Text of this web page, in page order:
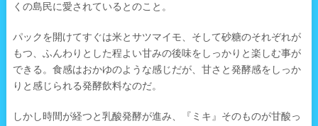
くの島民に愛されているとのこと。
パックを開けてすぐは米とサツマイモ、そして砂糖のそれぞれが
もつ、ふんわりとした程よい甘みの後味をしっかりと楽しむ事が
できる。食感はおかゆのような感じだが、甘さと発酵感をしっか
りと感じられる発酵飲料なのだ。
しかし時間が経つと乳酸発酵が進み、『ミキ』そのものが甘酸っ